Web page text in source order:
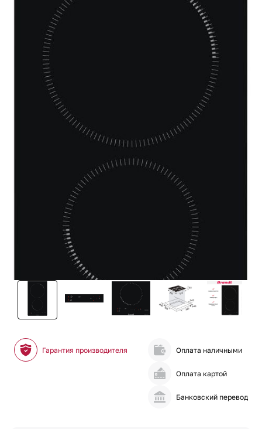
Гарантия производителя Оплата наличными
Оплата картой
Банковский перевод